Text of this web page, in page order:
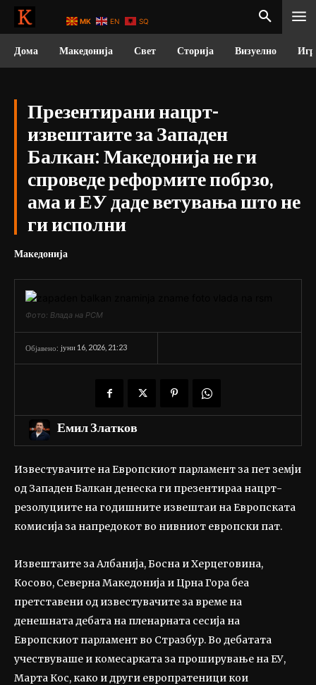
Дома Македонија Свет Сторија Визуелно
Презентирани нацрт-
извештаите за Западен
Балкан: Македонија не ги
спроведе реформите побрзо,
ама и ЕУ даде ветувања што не
ги исполни
Македонија
Фото: Влада на РСМ
Објавено: јуни 16, 2026, 21:23
Емил Златков
Известувачите на Европскиот парламент за пет земји
од Западен Балкан денеска ги презентираа нацрт-
резолуциите на годишните извештаи на Европската
комисија за напредокот во нивниот европски пат.
Извештаите за Албанија, Босна и Херцеговина,
Косово, Северна Македонија и Црна Гора беа
претставени од известувачите за време на
денешната дебата на пленарната сесија на
Европскиот парламент во Стразбур. Во дебатата
учествуваше и комесарката за проширување на ЕУ,
Марта Кос, како и други европратеници кои
MK EN SQ